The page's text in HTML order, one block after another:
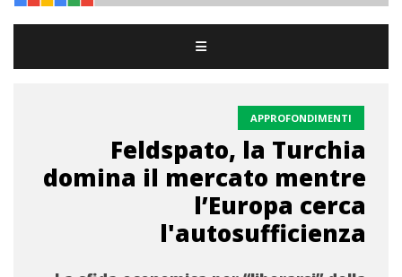
APPROFONDIMENTI
Feldspato, la Turchia
domina il mercato mentre
l’Europa cerca
l'autosufficienza